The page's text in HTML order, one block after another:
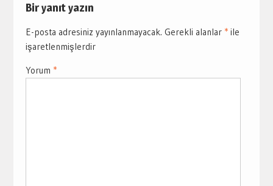
Bir yanıt yazın
E-posta adresiniz yayınlanmayacak. Gerekli alanlar *ile
işaretlenmişlerdir
Yorum *